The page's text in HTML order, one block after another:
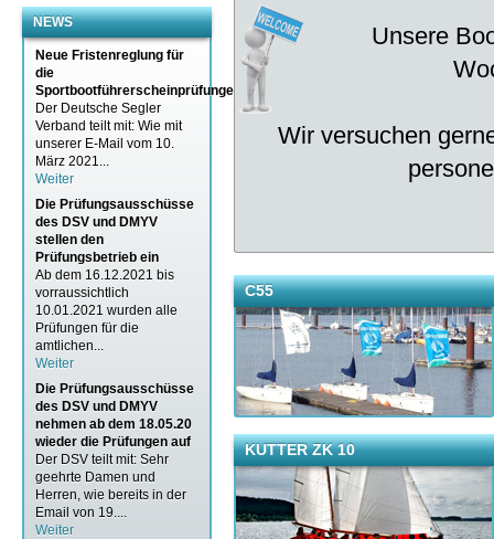
NEWS
Neue Fristenreglung für
die
Sportbootführerscheinprüfungen
Der Deutsche Segler
Verband teilt mit: Wie mit
unserer E-Mail vom 10.
März 2021...
Weiter
Die Prüfungsausschüsse
des DSV und DMYV
stellen den
Prüfungsbetrieb ein
Ab dem 16.12.2021 bis
vorraussichtlich
10.01.2021 wurden alle
Prüfungen für die
amtlichen...
Weiter
Die Prüfungsausschüsse
des DSV und DMYV
nehmen ab dem 18.05.20
wieder die Prüfungen auf
Der DSV teilt mit: Sehr
geehrte Damen und
Herren, wie bereits in der
Email von 19....
Weiter
Unsere
Wir versuchen
C55
KUTTER ZK 10